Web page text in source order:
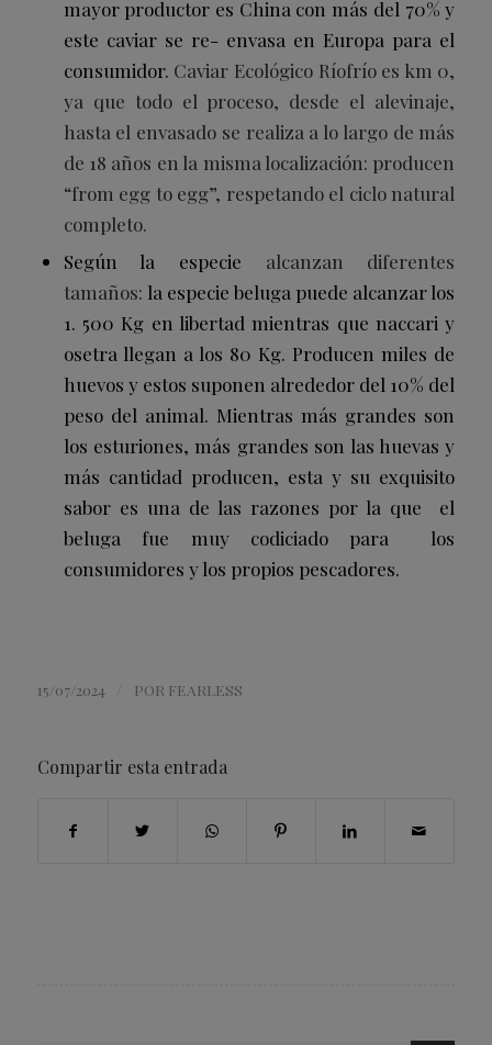
mayor productor es China con más del 70% y
este caviar se re- envasa en Europa para el
consumidor. Caviar Ecológico Ríofrío es km 0,
ya que todo el proceso, desde el alevinaje,
hasta el envasado se realiza a lo largo de más
de 18 años en la misma localización: producen
“from egg to egg”, respetando el ciclo natural
completo.
Según la especie alcanzan diferentes
tamaños: la especie beluga puede alcanzar los
1. 500 Kg en libertad mientras que naccari y
osetra llegan a los 80 Kg. Producen miles de
huevos y estos suponen alrededor del 10% del
peso del animal. Mientras más grandes son
los esturiones, más grandes son las huevas y
más cantidad producen, esta y su exquisito
sabor es una de las razones por la que el
beluga fue muy codiciado para los
consumidores y los propios pescadores.
15/07/2024 POR FEARLESS
Compartir esta entrada